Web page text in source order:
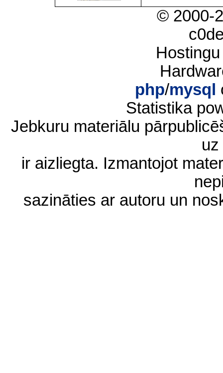
© 2000-
php/mysql
Statistika
Jebkuru materiālu
ir aizliegta. Izmantojot
sazināties ar autoru un